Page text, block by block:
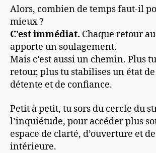
Alors, combien de temps faut-il
mieux ?
C’est immédiat. Chaque retour
apporte un soulagement.
Mais c’est aussi un chemin. Plus
retour, plus tu stabilises un état
détente et de confiance.
Petit à petit, tu sors du cercle du
l’inquiétude, pour accéder plus
espace de clarté, d’ouverture et
intérieure.